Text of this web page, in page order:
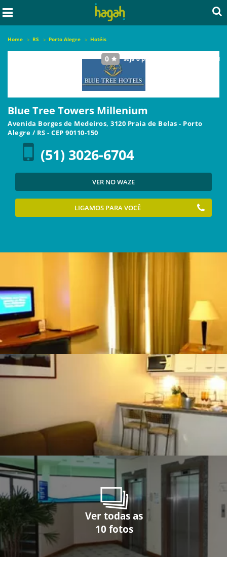
Home RS Porto Alegre Hotéis
0 seja o primeiro a avaliar este local
Blue Tree Towers Millenium
Avenida Borges de Medeiros, 3120 Praia de Belas - Porto
Alegre / RS - CEP 90110-150
(51) 3026-6704
VER NO WAZE
LIGAMOS PARA VOCÊ
Ver todas as
10 fotos
Ver todas as
10 fotos
Ver todas as
10 fotos
Ver todas as
10 fotos
Ver todas as
10 fotos
Ver todas as
10 fotos
Ver todas as
10 fotos
Ver todas as
10 fotos
Ver todas as
10 fotos
Ver todas as
10 fotos